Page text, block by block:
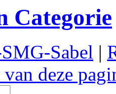
Categorie
Sabel |
deze